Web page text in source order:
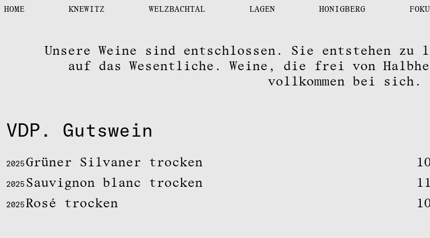
HOME KNEWITZ WELZBACHTAL LAGEN HONIGBERG
Unsere Weine sind entschlossen. Sie entstehen
auf das Wesentliche. Weine, die frei von
vollkommen bei sich.
VDP. Gutswein
2025 Grüner Silvaner trocken
2025 Sauvignon blanc trocken
2025 Rosé trocken